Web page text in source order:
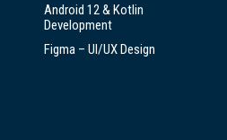
Android 12 & Kotlin
Development
Figma – UI/UX Design